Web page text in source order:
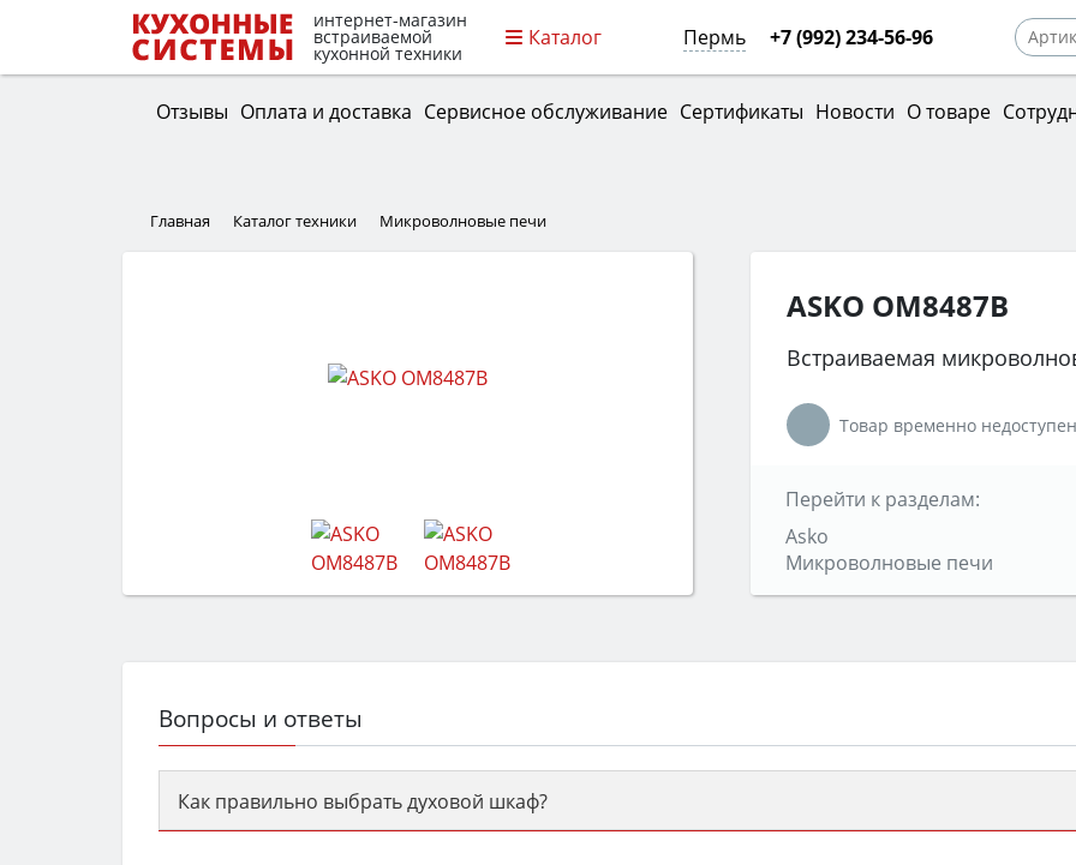
интернет-магазин
встраиваемой
кухонной техники
Каталог Пермь +7 (992) 234-56-96
Отзывы Оплата и доставка Сервисное обслуживание Сертификаты Новости О товаре
Главная Каталог техники Микроволновые печи
ASKO OM8487B
Встраиваемая
Товар временно
Перейти к разделам:
Asko
Микроволновые печи
Вопросы и ответы
Как правильно выбрать духовой шкаф?